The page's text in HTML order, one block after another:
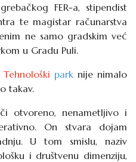
FER-a, stipendist
te magistar računarstva
ne samo gradskim već
u Gradu Puli.
Tehnološki park nije nimalo
takav.
otvoreno, nenametljivo i
On stvara dojam
U tom smislu, naziv
i društvenu dimenziju,